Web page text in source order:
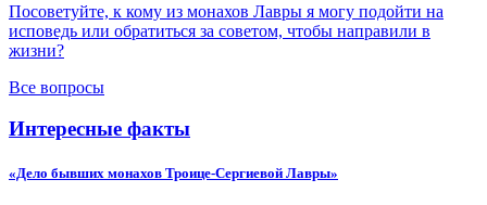
Посоветуйте, к кому из монахов Лавры я могу подойти на
исповедь или обратиться за советом, чтобы направили в
жизни?
Все вопросы
Интересные факты
«Дело бывших монахов Троице-Сергиевой Лавры»